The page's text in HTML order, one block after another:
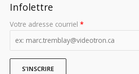
Infolettre
Votre adresse courriel *